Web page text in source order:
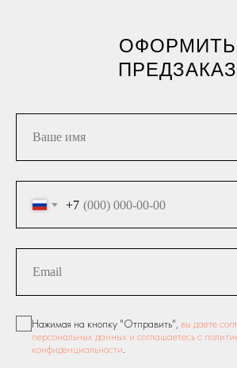
ОФОРМИТЬ
ПРЕДЗАКАЗ
+7
Нажимая на кнопку "Отправить", вы даете
персональных данных и соглашаетесь c
конфиденциальности.